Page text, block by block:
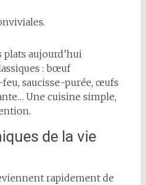
aujourd’hui
: bœuf
saucisse-purée, œufs
Une cuisine simple,
de la vie
rapidement de